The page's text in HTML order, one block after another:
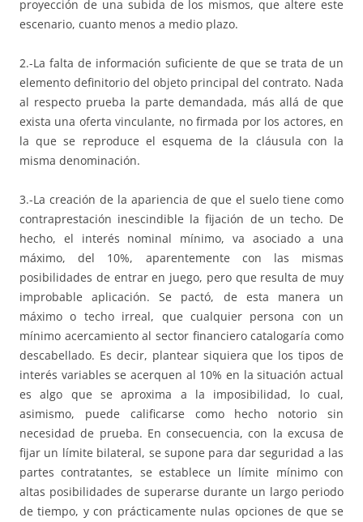
proyección de una subida de los mismos, que altere este
escenario, cuanto menos a medio plazo.
2.-La falta de información suficiente de que se trata de un
elemento definitorio del objeto principal del contrato. Nada
al respecto prueba la parte demandada, más allá de que
exista una oferta vinculante, no firmada por los actores, en
la que se reproduce el esquema de la cláusula con la
misma denominación.
3.-La creación de la apariencia de que el suelo tiene como
contraprestación inescindible la fijación de un techo. De
hecho, el interés nominal mínimo, va asociado a una
máximo, del 10%, aparentemente con las mismas
posibilidades de entrar en juego, pero que resulta de muy
improbable aplicación. Se pactó, de esta manera un
máximo o techo irreal, que cualquier persona con un
mínimo acercamiento al sector financiero catalogaría como
descabellado. Es decir, plantear siquiera que los tipos de
interés variables se acerquen al 10% en la situación actual
es algo que se aproxima a la imposibilidad, lo cual,
asimismo, puede calificarse como hecho notorio sin
necesidad de prueba. En consecuencia, con la excusa de
fijar un límite bilateral, se supone para dar seguridad a las
partes contratantes, se establece un límite mínimo con
altas posibilidades de superarse durante un largo periodo
de tiempo, y con prácticamente nulas opciones de que se